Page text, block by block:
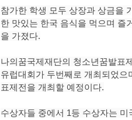
참가한 학생 모두 상장과 상금을
한 맛있는 한국 음식을 먹으며 즐
을 가졌다.
나의꿈국제재단의 청소년꿈발표
유럽대회가 두번째로 개최되었
표제전을 개최할 예정이다.
수상자들 중에서 1등 수상자는 미